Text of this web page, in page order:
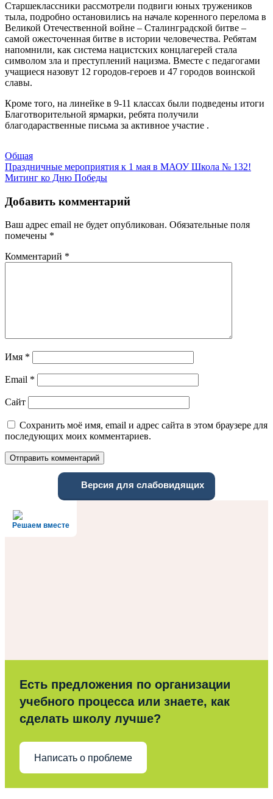
Старшеклассники рассмотрели подвиги юных тружеников
тыла, подробно остановились на начале коренного перелома в
Великой Отечественной войне – Сталинградской битве –
самой ожесточенная битве в истории человечества. Ребятам
напомнили, как система нацистских концлагерей стала
символом зла и преступлений нацизма. Вместе с педагогами
учащиеся назовут 12 городов-героев и 47 городов воинской
славы.
Кроме того, на линейке в 9-11 классах были подведены итоги
Благотворительной ярмарки, ребята получили
благодараственные письма за активное участие .
Общая
Навигация
по
записям
Праздничные мероприятия к 1 мая в МАОУ Школа № 132!
Митинг ко Дню Победы
Добавить комментарий
Ваш адрес email не будет опубликован. Обязательные поля
помечены *
Комментарий *
Имя *
Email *
Сайт
Сохранить моё имя, email и адрес сайта в этом браузере для
последующих моих комментариев.
Версия для слабовидящих
Решаем вместе
Есть предложения по организации
учебного процесса или знаете, как
сделать школу лучше?
Написать о проблеме